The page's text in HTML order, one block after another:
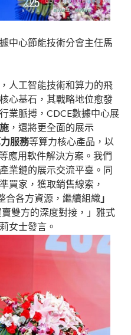
中心節能技術分會主任馬
人工智能技術和算力的飛
心基石，其戰略地位愈發
業脈搏，CDCE數據中心展
，還將更全面的展示
服務等算力核心產品，以
應用軟件解決方案。我們
業鏈的展示交流平臺。同
買家，獲取銷售線索，
合各方資源，繼續組織 」
賣雙方的深度對接，」雅式
女士發言。